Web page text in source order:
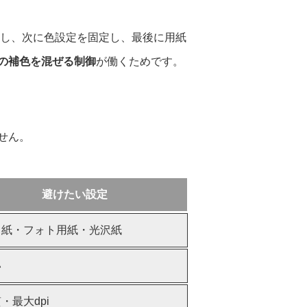
、次に色設定を固定し、最後に用紙
補色を混ぜる制御が働くためです。
ん。
避けたい設定
・フォト用紙・光沢紙
最大dpi